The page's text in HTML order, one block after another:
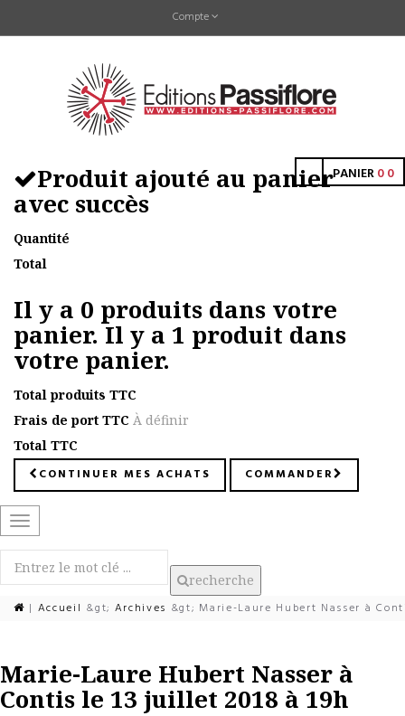
Compte
PANIER00
Produit ajouté au panier
avec succès
Quantité
Total
Il y a 0 produits dans votre
panier.Il y a 1 produit dans
votre panier.
Total produits TTC
Frais de port TTC À définir
Total TTC
CONTINUER MES ACHATS COMMANDER
Basculer
la
navigation
recherche
| Accueil &gt; Archives &gt; Marie-Laure Hubert Nasser à
Marie-Laure Hubert Nasser à
Contis le 13 juillet 2018 à 19h